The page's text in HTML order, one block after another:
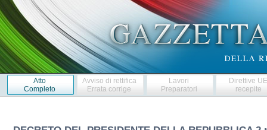
Atto
Completo
Avviso di rettifica
Errata corrige
Lavori
Preparatori
Direttive
recepite